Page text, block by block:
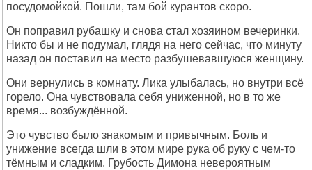
посудомойкой. Пошли, там бой курантов скоро.
Он поправил рубашку и снова стал хозяином вечеринки.
Никто бы и не подумал, глядя на него сейчас, что минуту
назад он поставил на место разбушевавшуюся женщину.
Они вернулись в комнату. Лика улыбалась, но внутри всё
горело. Она чувствовала себя униженной, но в то же
время... возбуждённой.
Это чувство было знакомым и привычным. Боль и
унижение всегда шли в этом мире рука об руку с чем-то
тёмным и сладким. Грубость Димона невероятным